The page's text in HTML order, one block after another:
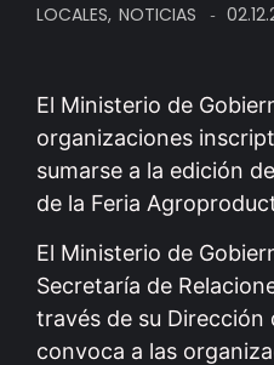
LOCALES, NOTICIAS -
El Ministerio de
organizaciones
sumarse a la edición
de la Feria
El Ministerio de
Secretaría de
través de su Dirección
convoca a las